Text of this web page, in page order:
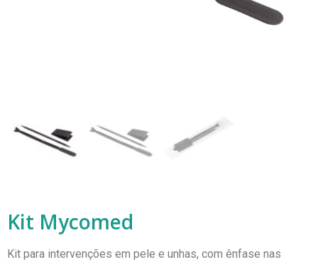
Kit Mycomed
Kit para intervenções em pele e unhas, com ênfase nas